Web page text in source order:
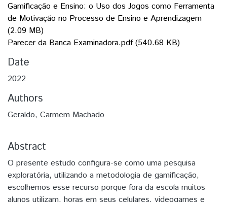
Gamificação e Ensino: o Uso dos Jogos como Ferramenta
de Motivação no Processo de Ensino e Aprendizagem
(2.09 MB)
Parecer da Banca Examinadora.pdf(540.68 KB)
Date
2022
Authors
Geraldo, Carmem Machado
Abstract
O presente estudo configura-se como uma pesquisa
exploratória, utilizando a metodologia de gamificação,
escolhemos esse recurso porque fora da escola muitos